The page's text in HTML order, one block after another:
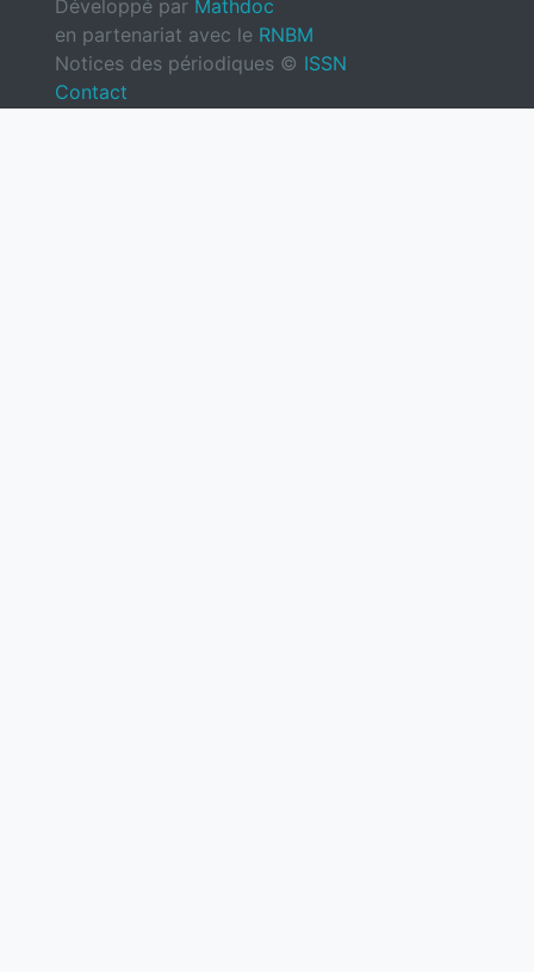
Développé par Mathdoc
en partenariat avec le RNBM
Notices des périodiques © ISSN
Contact